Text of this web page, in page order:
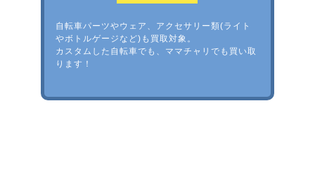
自転車パーツやウェア、アクセサリー類(ライト
やボトルゲージなど)も買取対象。
カスタムした自転車でも、ママチャリでも買い取
ります！